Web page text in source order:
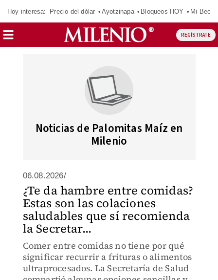
Hoy interesa: Precio del dólar Ayotzinapa Bloqueos HOY Mi Beca
REGÍSTRATE
Noticias de Palomitas Maíz en
Milenio
06.08.2026/
¿Te da hambre entre comidas?
Estas son las colaciones
saludables que sí recomienda
la Secretar...
Comer entre comidas no tiene por qué
significar recurrir a frituras o alimentos
ultraprocesados. La Secretaría de Salud